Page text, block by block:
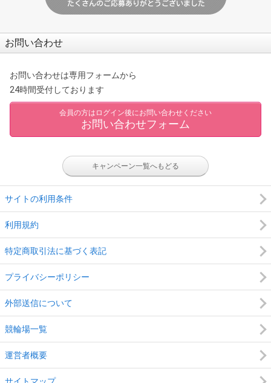
お問い合わせ
お問い合わせは専用フォームから
24時間受付しております
会員の方はログイン後にお問い合わせください
お問い合わせフォーム
キャンペーン一覧へもどる
サイトの利用条件
利用規約
特定商取引法に基づく表記
プライバシーポリシー
外部送信について
競輪場一覧
運営者概要